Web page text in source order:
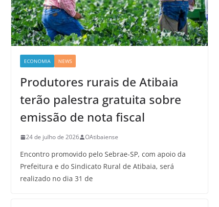
ECONOMIA NEWS
Produtores rurais de Atibaia
terão palestra gratuita sobre
emissão de nota fiscal
24 de julho de 2026 OAtibaiense
Encontro promovido pelo Sebrae-SP, com apoio da
Prefeitura e do Sindicato Rural de Atibaia, será
realizado no dia 31 de